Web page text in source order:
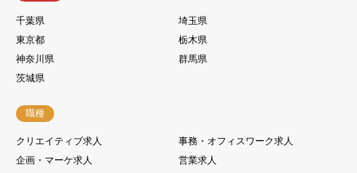
千葉県
埼玉県
東京都
栃木県
神奈川県
群馬県
茨城県
職種
クリエイティブ求人
事務・オフィスワーク求人
企画・マーケ求人
営業求人